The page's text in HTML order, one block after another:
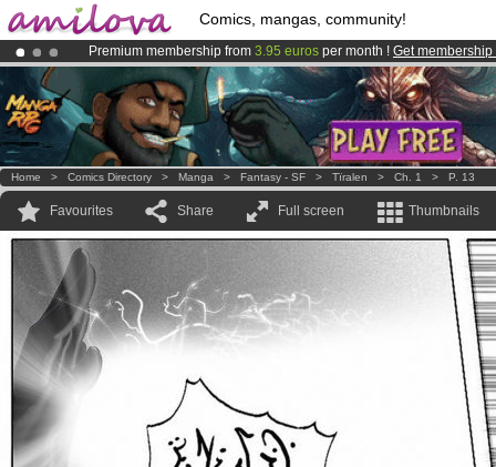
Comics, mangas, community!
Premium membership from 3.95 euros per month ! Get membership
Already 134393membersand 1208comics & mangas!.
AmilovaKickstarter is now LIVE!.
Home > Comics Directory > Manga > Fantasy - SF > Tïralen > Ch. 1 > P. 13
Favourites Share Full screen Thumbnails